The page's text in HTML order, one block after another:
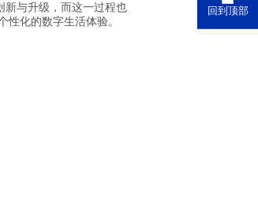
回到顶部
新与升级，而这一过程也
化的数字生活体验。